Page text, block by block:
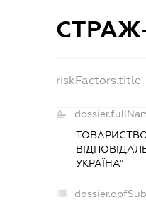
riskFactors.title
УКРАЇНА"